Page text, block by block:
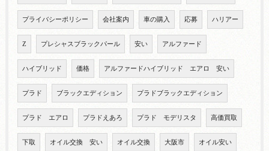
プライバシーポリシー 会社案内 車の購入 応募 ハリアー
Z プレシャスブラックパール 安い アルファード
ハイブリッド 価格 アルファードハイブリッド エアロ 安い
プラド ブラックエディション プラドブラックエディション
プラド エアロ プラドえあろ プラド モデリスタ 高価買取
下取 オイル交換 安い オイル交換 大阪市 オイル安い